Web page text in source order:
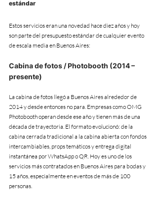
estándar
Estos servicios eran una novedad hace diez años y hoy
son parte del presupuesto estándar de cualquier evento
de escala media en Buenos Aires:
Cabina de fotos / Photobooth (2014 –
presente)
La cabina de fotos llegó a Buenos Aires alrededor de
2014 y desde entonces no para. Empresas como OMG
Photobooth operan desde ese año y tienen más de una
década de trayectoria. El formato evolucionó: de la
cabina cerrada tradicional a la cabina abierta con fondos
intercambiables, props temáticos y entrega digital
instantánea por WhatsApp o QR. Hoy es uno de los
servicios más contratados en Buenos Aires para bodas y
15 años, especialmente en eventos de más de 100
personas.